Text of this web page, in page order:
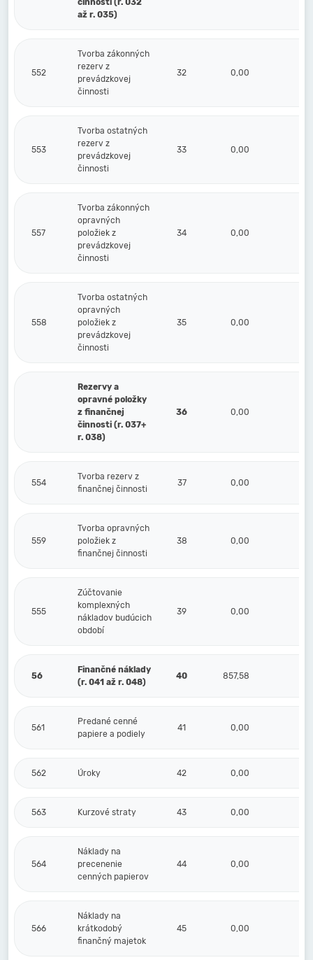
činnosti (r. 032
až r. 035)
552
Tvorba zákonných
rezerv z
prevádzkovej
činnosti
32 0,00
553
Tvorba ostatných
rezerv z
prevádzkovej
činnosti
33 0,00
557
Tvorba zákonných
opravných
položiek z
prevádzkovej
činnosti
34 0,00
558
Tvorba ostatných
opravných
položiek z
prevádzkovej
činnosti
35 0,00
Rezervy a
opravné položky
z finančnej
činnosti (r. 037+
r. 038)
36 0,00
554
Tvorba rezerv z
finančnej činnosti
37 0,00
559
Tvorba opravných
položiek z
finančnej činnosti
38 0,00
555
Zúčtovanie
komplexných
nákladov budúcich
období
39 0,00
56
Finančné náklady
(r. 041 až r. 048)
40 857,58
561
Predané cenné
papiere a podiely
41 0,00
562 Úroky 42 0,00
563 Kurzové straty 43 0,00
564
Náklady na
precenenie
cenných papierov
44 0,00
566
Náklady na
krátkodobý
finančný majetok
45 0,00